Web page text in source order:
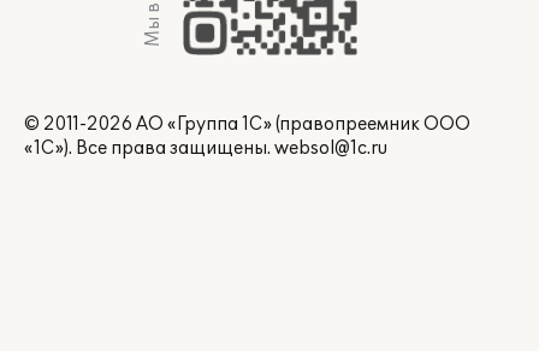
© 2011-2026 АО «Группа 1С» (правопреемник ООО
«1С»). Все права защищены. websol@1c.ru